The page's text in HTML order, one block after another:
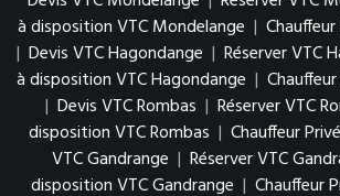
à disposition VTC Mondelange |
| Devis VTC Hagondange | Réserver VTC
à disposition VTC Hagondange |
| Devis VTC Rombas | Réserver VTC
disposition VTC Rombas | Chauffeur
VTC Gandrange | Réserver VTC
disposition VTC Gandrange | Chauffeur